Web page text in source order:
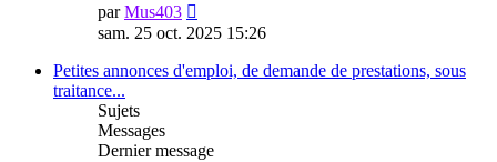
parMus403
le
message
sam. 25 oct. 2025 15:26
Petites annonces d'emploi, de demande de prestations, sous
traitance...
Sujets
Messages
Dernier message